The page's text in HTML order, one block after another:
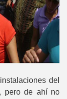
del
pero de ahí no